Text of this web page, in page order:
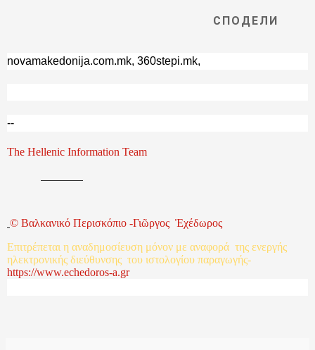
СПОДЕЛИ
novamakedonija.com.mk, 360stepi.mk,
--
The Hellenic Information Team
© Βαλκανικό Περισκόπιο -Γιῶργος Ἐχέδωρος
Επιτρέπεται η αναδημοσίευση μόνον με αναφορά της ενεργής
ηλεκτρονικής διεύθυνσης του ιστολογίου παραγωγής-
https://www.echedoros-a.gr